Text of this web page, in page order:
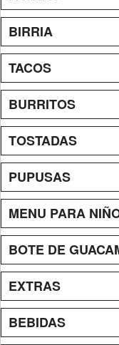
BIRRIA
TACOS
BURRITOS
TOSTADAS
PUPUSAS
MENU PARA
BOTE DE
EXTRAS
BEBIDAS